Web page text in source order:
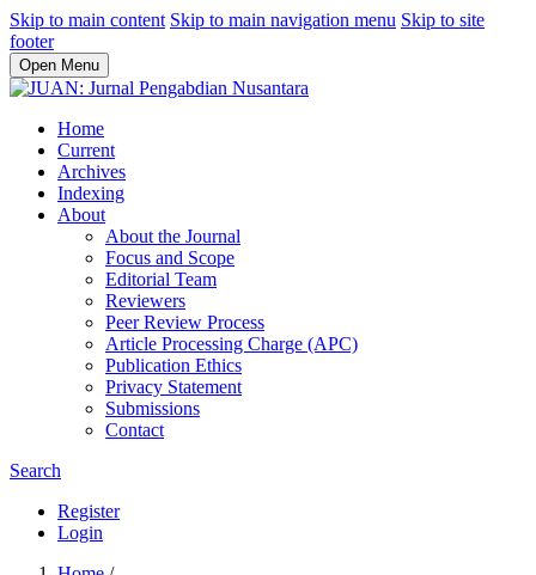
Skip to main content Skip to main navigation menu Skip to site
footer
Open Menu
Home
Current
Archives
Indexing
About
About the Journal
Focus and Scope
Editorial Team
Reviewers
Peer Review Process
Article Processing Charge (APC)
Publication Ethics
Privacy Statement
Submissions
Contact
Search
Register
Login